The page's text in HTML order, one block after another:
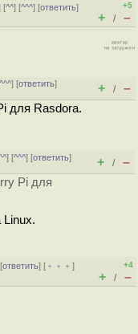
[^^] [^^^] [ответить]
+5
+ / –
^^^] [ответить]
+ / –
для Rasdora.
] [^^^] [ответить]
+ / –
Pi для
Linux.
ответить] [ ﹢﹢﹢]
+4
+ / –